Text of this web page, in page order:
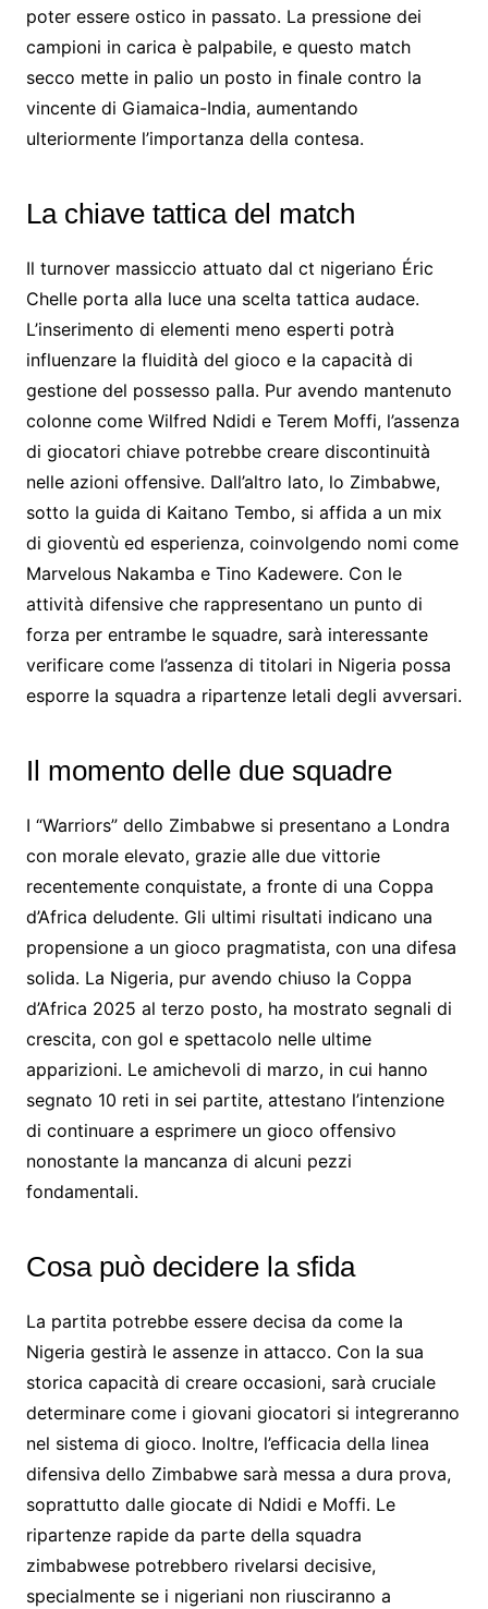
poter essere ostico in passato. La pressione dei
campioni in carica è palpabile, e questo match
secco mette in palio un posto in finale contro la
vincente di Giamaica-India, aumentando
ulteriormente l’importanza della contesa.
La chiave tattica del match
Il turnover massiccio attuato dal ct nigeriano Éric
Chelle porta alla luce una scelta tattica audace.
L’inserimento di elementi meno esperti potrà
influenzare la fluidità del gioco e la capacità di
gestione del possesso palla. Pur avendo mantenuto
colonne come Wilfred Ndidi e Terem Moffi, l’assenza
di giocatori chiave potrebbe creare discontinuità
nelle azioni offensive. Dall’altro lato, lo Zimbabwe,
sotto la guida di Kaitano Tembo, si affida a un mix
di gioventù ed esperienza, coinvolgendo nomi come
Marvelous Nakamba e Tino Kadewere. Con le
attività difensive che rappresentano un punto di
forza per entrambe le squadre, sarà interessante
verificare come l’assenza di titolari in Nigeria possa
esporre la squadra a ripartenze letali degli avversari.
Il momento delle due squadre
I “Warriors” dello Zimbabwe si presentano a Londra
con morale elevato, grazie alle due vittorie
recentemente conquistate, a fronte di una Coppa
d’Africa deludente. Gli ultimi risultati indicano una
propensione a un gioco pragmatista, con una difesa
solida. La Nigeria, pur avendo chiuso la Coppa
d’Africa 2025 al terzo posto, ha mostrato segnali di
crescita, con gol e spettacolo nelle ultime
apparizioni. Le amichevoli di marzo, in cui hanno
segnato 10 reti in sei partite, attestano l’intenzione
di continuare a esprimere un gioco offensivo
nonostante la mancanza di alcuni pezzi
fondamentali.
Cosa può decidere la sfida
La partita potrebbe essere decisa da come la
Nigeria gestirà le assenze in attacco. Con la sua
storica capacità di creare occasioni, sarà cruciale
determinare come i giovani giocatori si integreranno
nel sistema di gioco. Inoltre, l’efficacia della linea
difensiva dello Zimbabwe sarà messa a dura prova,
soprattutto dalle giocate di Ndidi e Moffi. Le
ripartenze rapide da parte della squadra
zimbabwese potrebbero rivelarsi decisive,
specialmente se i nigeriani non riusciranno a